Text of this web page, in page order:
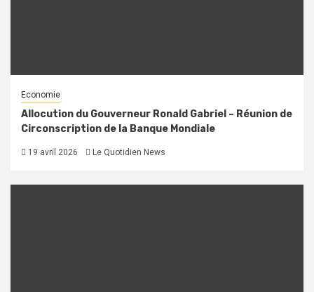
Economie
Allocution du Gouverneur Ronald Gabriel – Réunion de
Circonscription de la Banque Mondiale
19 avril 2026 Le Quotidien News